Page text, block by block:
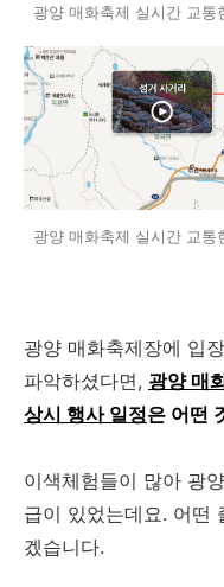
광양 매화축제 실시간 교통
광양 매화축제 실시간 교
광양 매화축제장에 입
파악하셨다면, 광양 매
상시 행사 일정은 어떤
이색체험들이 많아 광
급이 있었는데요. 어떤
겠습니다.